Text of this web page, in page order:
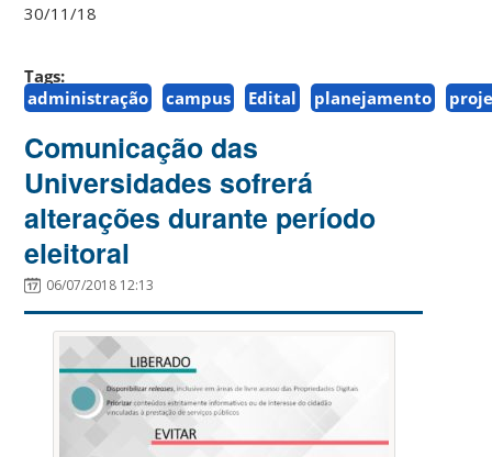
30/11/18
Tags:
administração
campus Edital planejamento
Comunicação das
Universidades sofrerá
alterações durante período
eleitoral
06/07/2018 12:13